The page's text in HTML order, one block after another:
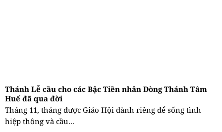
Thánh Lễ cầu cho các Bậc Tiền nhân Dòng Thánh Tâm
Huế đã qua đời
Tháng 11, tháng được Giáo Hội dành riêng để sống tình
hiệp thông và cầu...